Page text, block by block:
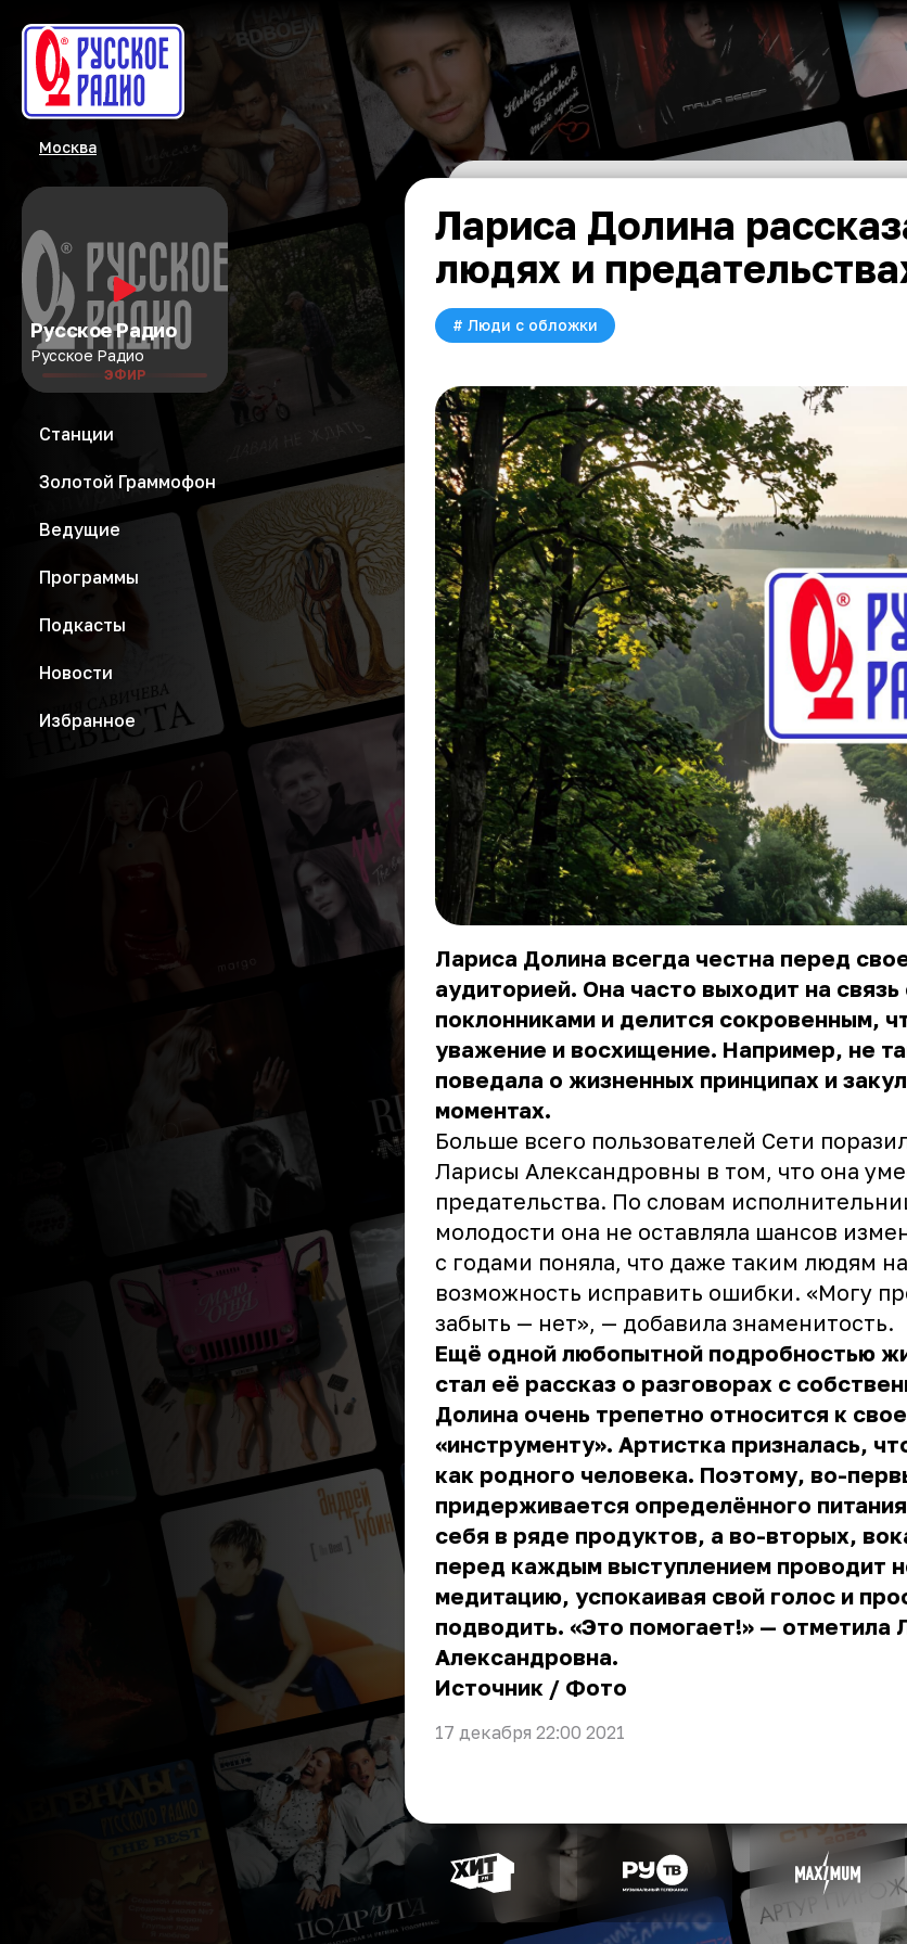
Москва
Русское Радио
Русское Радио
ЭФИР
Станции
Золотой Граммофон
Ведущие
Программы
Подкасты
Новости
Избранное
Лариса Долина
людях и
# Люди с обложки
Лариса Долина всегда честна перед
аудиторией. Она часто выходит на связь
поклонниками и делится сокровенным,
уважение и восхищение. Например, не
поведала о жизненных принципах и
моментах.
Больше всего пользователей Сети
Ларисы Александровны в том, что она
предательства. По словам
молодости она не оставляла шансов
с годами поняла, что даже таким людям
возможность исправить ошибки. «Могу
забыть — нет», — добавила знаменитость.
Ещё одной любопытной подробностью
стал её рассказ о разговорах с
Долина очень трепетно относится к
«инструменту». Артистка призналась,
как родного человека. Поэтому, во-
придерживается определённого
себя в ряде продуктов, а во-вторых,
перед каждым выступлением проводит
медитацию, успокаивая свой голос и
подводить. «Это помогает!» — отметила
Александровна.
Источник / Фото
17 декабря 22:00 2021